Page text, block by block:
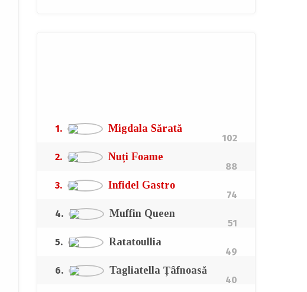
1. Migdala Sărată
102
2.
Nuți Foame
88
3.
Infidel Gastro
74
4.
Muffin Queen
51
5.
Ratatoullia
49
6.
Tagliatella Țâfnoasă
40